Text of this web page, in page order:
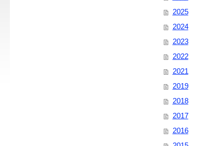
2025
2024
2023
2022
2021
2019
2018
2017
2016